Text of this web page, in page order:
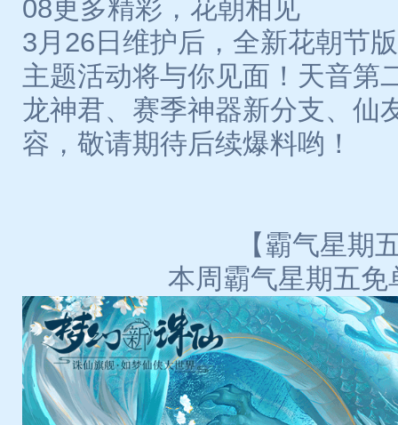
08更多精彩，花朝相见
3月26日维护后，全新花朝节
主题活动将与你见面！天音第
龙神君、赛季神器新分支、仙
容，敬请期待后续爆料哟！
【霸气星期
本周霸气星期五免